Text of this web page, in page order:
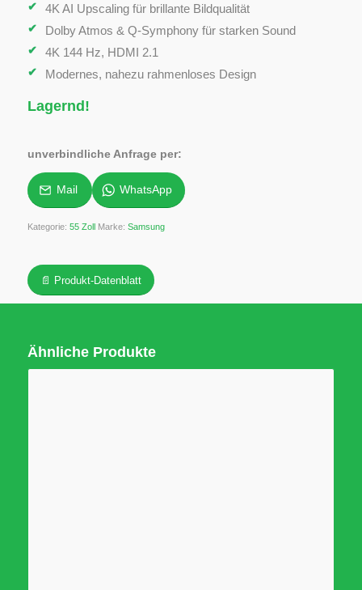
4K AI Upscalingfür brillante Bildqualität
Dolby Atmos & Q-Symphonyfür starken Sound
4K 144 Hz, HDMI 2.1
Modernes, nahezu rahmenloses Design
Lagernd!
unverbindliche Anfrage per:
Mail WhatsApp
Kategorie: 55 Zoll Marke: Samsung
📄 Produkt-Datenblatt
Ähnliche Produkte